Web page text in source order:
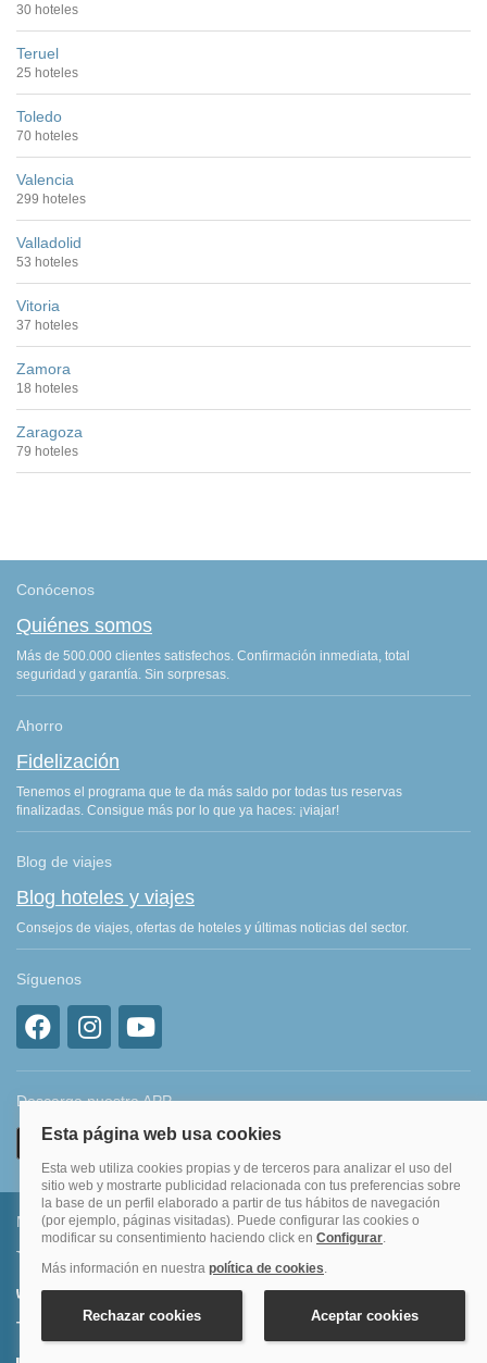
30 hoteles
Teruel
25 hoteles
Toledo
70 hoteles
Valencia
299 hoteles
Valladolid
53 hoteles
Vitoria
37 hoteles
Zamora
18 hoteles
Zaragoza
79 hoteles
Conócenos
Quiénes somos
Más de 500.000 clientes satisfechos. Confirmación inmediata, total
seguridad y garantía. Sin sorpresas.
Ahorro
Fidelización
Tenemos el programa que te da más saldo por todas tus reservas
finalizadas. Consigue más por lo que ya haces: ¡viajar!
Blog de viajes
Blog hoteles y viajes
Consejos de viajes, ofertas de hoteles y últimas noticias del sector.
Síguenos
Descarga nuestra APP
Métodos de pago permitidos
Transferencia bancaria